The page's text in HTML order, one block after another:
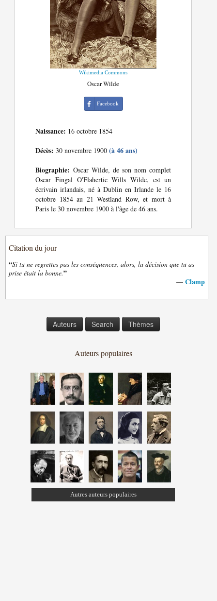
Wikimedia Commons
Oscar Wilde
Facebook
Naissance: 16 octobre 1854
Décès: 30 novembre 1900(à 46 ans)
Biographie: Oscar Wilde, de son nom complet
Oscar Fingal O'Flahertie Wills Wilde, est un
écrivain irlandais, né à Dublin en Irlande le 16
octobre 1854 au 21 Westland Row, et mort à
Paris le 30 novembre 1900 à l'âge de 46 ans.
Citation du jour
“Si tu ne regrettes pas les conséquences, alors, la décision que tu as
prise était la bonne.”
— Clamp
Auteurs Search Thèmes
Auteurs populaires
Autres auteurs populaires